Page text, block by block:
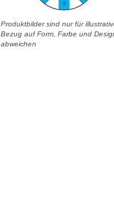
Produktbilder sind nur für
Bezug auf Form, Farbe und
abweichen